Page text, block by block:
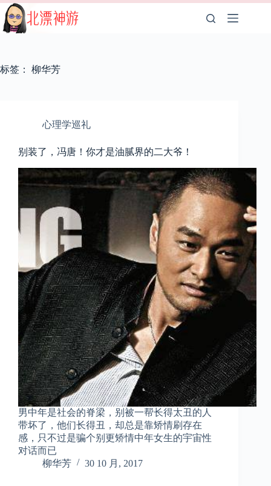
跳
至
内
标签： 柳华芳
心理学巡礼
别装了，冯唐！你才是油腻界的二大爷！
男中年是社会的脊梁，别被一帮长得太丑的人
带坏了，他们长得丑，却总是靠矫情刷存在
感，只不过是骗个别更矫情中年女生的宇宙性
对话而已
柳华芳
30 10 月, 2017